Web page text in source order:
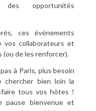
opportunités
ces événements
vos collaborateurs et
de les renforcer).
à Paris, plus besoin
chercher bien loin la
tous vos hôtes !
bienvenue et